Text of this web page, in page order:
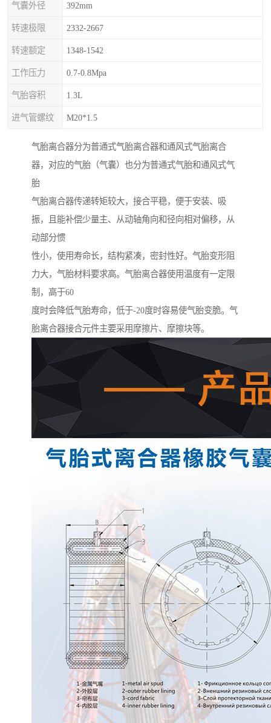
气囊外径 392mm
转速极限 2332-2667
转速额定 1348-1542
工作压力 0.7-0.8Mpa
气胎容积 1.3L
进气管螺纹 M20*1.5
气胎离合器分为普通式气胎离合器和通风式气胎离合
器，对应的气胎（气囊）也分为普通式气胎和通风式气
胎
气胎离合器传递转矩较大，接合平稳，便于安装、吸
振，且能补偿少量主、从动轴角向和径向相对偏移，从
动部分惯
性小，使用寿命长，结构紧凑，密封性好。气胎变形阻
力大，气胎材料要求高。气胎离合器使用温度有一定限
制，高于60
度时会降低气胎寿命，低于-20度时容易使气胎变脆。气
胎离合器接合元件主要采用摩擦片、摩擦块等。